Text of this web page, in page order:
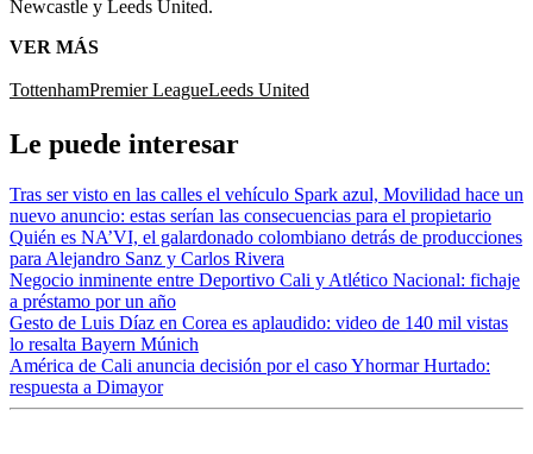
Newcastle y Leeds United.
VER MÁS
TottenhamPremier LeagueLeeds United
Le puede interesar
Tras ser visto en las calles el vehículo Spark azul, Movilidad hace un
nuevo anuncio: estas serían las consecuencias para el propietario
Quién es NA’VI, el galardonado colombiano detrás de producciones
para Alejandro Sanz y Carlos Rivera
Negocio inminente entre Deportivo Cali y Atlético Nacional: fichaje
a préstamo por un año
Gesto de Luis Díaz en Corea es aplaudido: video de 140 mil vistas
lo resalta Bayern Múnich
América de Cali anuncia decisión por el caso Yhormar Hurtado:
respuesta a Dimayor